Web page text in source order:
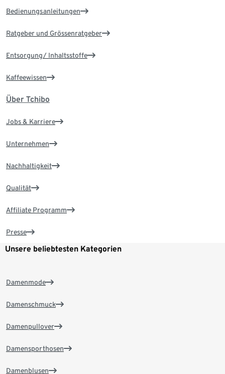
Bedienungsanleitungen
Ratgeber und Grössenratgeber
Entsorgung/ Inhaltsstoffe
Kaffeewissen
Über Tchibo
Jobs & Karriere
Unternehmen
Nachhaltigkeit
Qualität
Affiliate Programm
Presse
Unsere beliebtesten Kategorien
Damenmode
Damenschmuck
Damenpullover
Damensporthosen
Damenblusen